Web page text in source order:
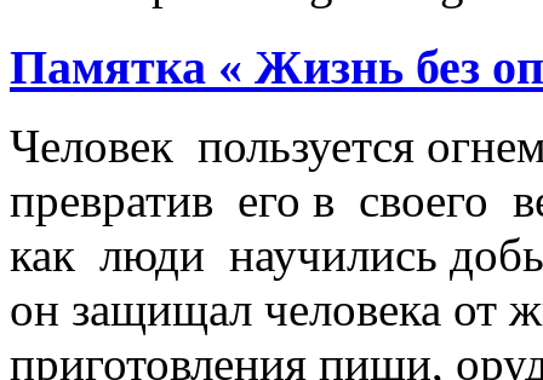
Памятка « Жизнь без
Человек пользуется
превратив его в своего
как люди научились
он защищал человека от
приготовления пищи,